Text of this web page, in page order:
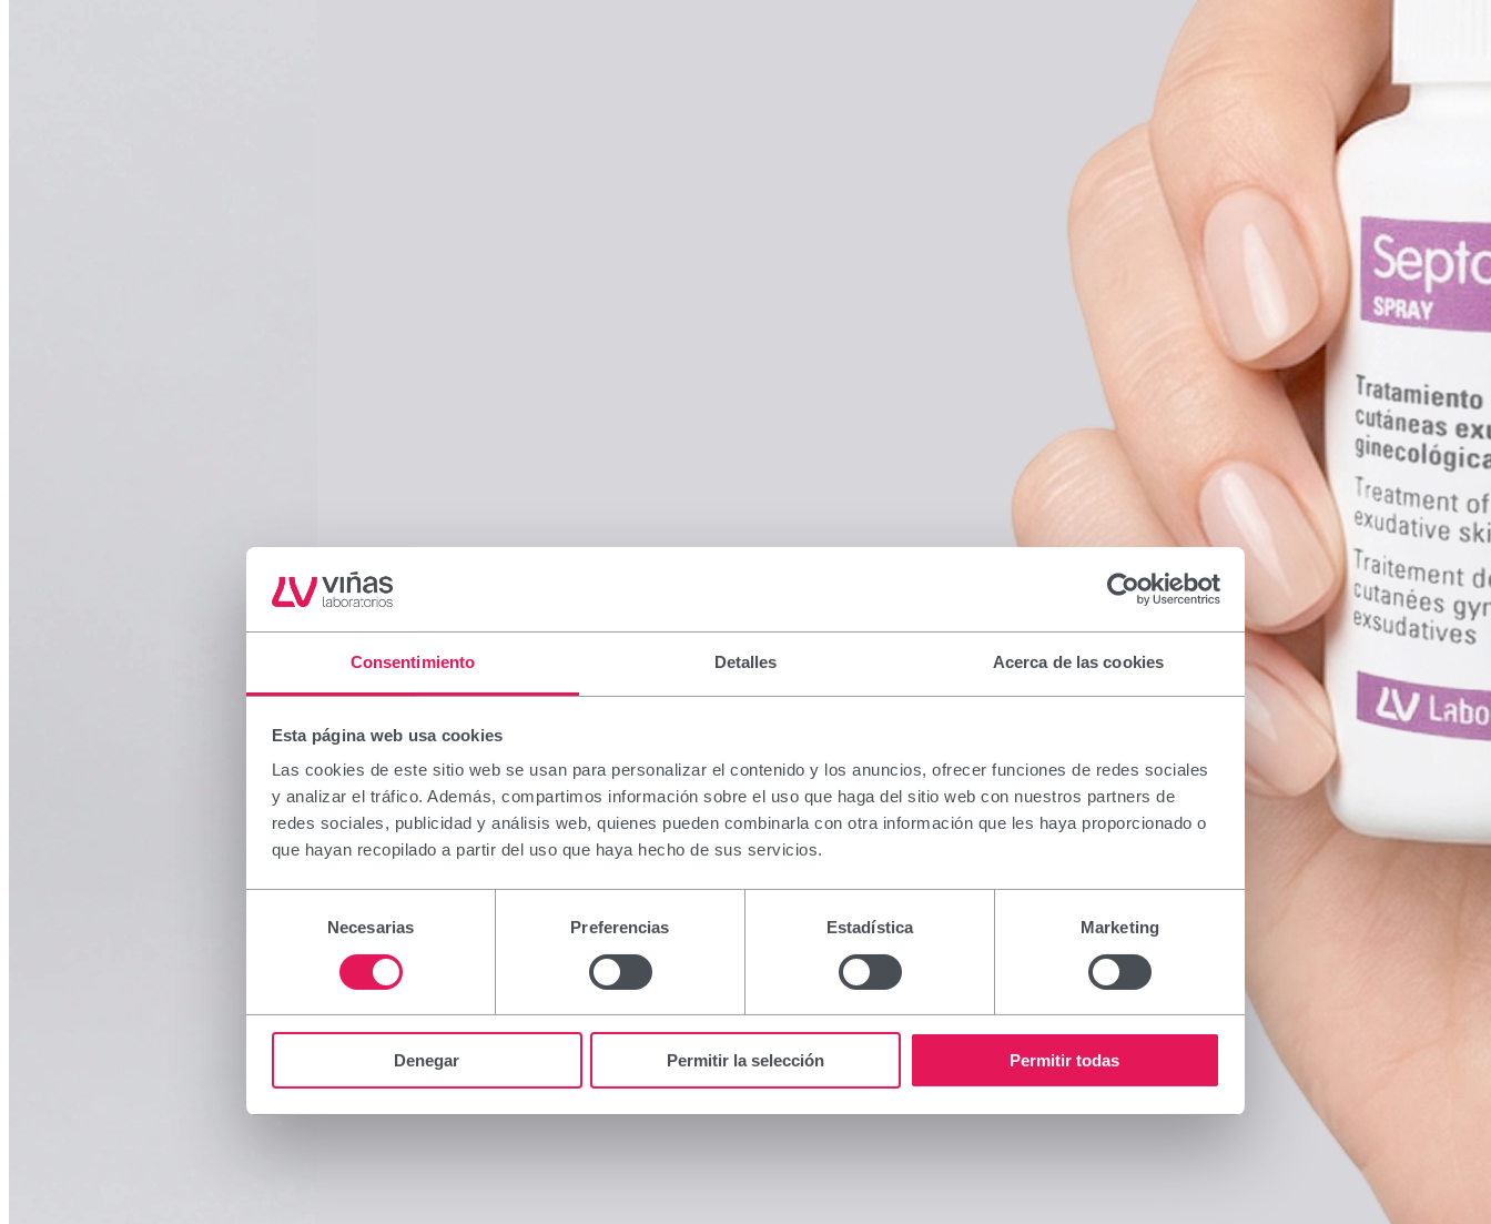
Consentimiento Detalles Acerca de las cookies
Esta página web usa cookies
Las cookies de este sitio web se usan para personalizar el contenido y los anuncios, ofrecer funciones de redes sociales
y analizar el tráfico. Además, compartimos información sobre el uso que haga del sitio web con nuestros partners de
redes sociales, publicidad y análisis web, quienes pueden combinarla con otra información que les haya proporcionado o
que hayan recopilado a partir del uso que haya hecho de sus servicios.
consentimiento
Necesarias Preferencias Estadística Marketing
Denegar Permitir la selección Permitir todas